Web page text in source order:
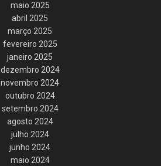
maio 2025
abril 2025
março 2025
fevereiro 2025
janeiro 2025
dezembro 2024
novembro 2024
outubro 2024
setembro 2024
agosto 2024
julho 2024
junho 2024
maio 2024